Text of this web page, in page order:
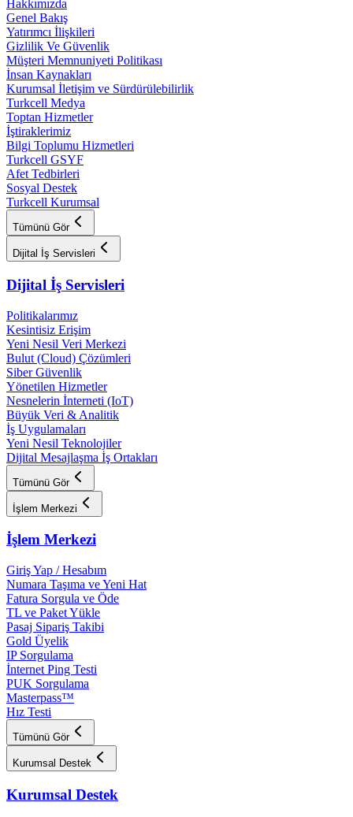
Hakkımızda
Genel Bakış
Yatırımcı İlişkileri
Gizlilik Ve Güvenlik
Müşteri Memnuniyeti Politikası
İnsan Kaynakları
Kurumsal İletişim ve Sürdürülebilirlik
Turkcell Medya
Toptan Hizmetler
İştiraklerimiz
Bilgi Toplumu Hizmetleri
Turkcell GSYF
Afet Tedbirleri
Sosyal Destek
Turkcell Kurumsal
Tümünü Gör
Dijital İş Servisleri
Dijital İş Servisleri
Politikalarımız
Kesintisiz Erişim
Yeni Nesil Veri Merkezi
Bulut (Cloud) Çözümleri
Siber Güvenlik
Yönetilen Hizmetler
Nesnelerin İnterneti (IoT)
Büyük Veri & Analitik
İş Uygulamaları
Yeni Nesil Teknolojiler
Dijital Mesajlaşma İş Ortakları
Tümünü Gör
İşlem Merkezi
İşlem Merkezi
Giriş Yap / Hesabım
Numara Taşıma ve Yeni Hat
Fatura Sorgula ve Öde
TL ve Paket Yükle
Pasaj Sipariş Takibi
Gold Üyelik
IP Sorgulama
İnternet Ping Testi
PUK Sorgulama
Masterpass™
Hız Testi
Tümünü Gör
Kurumsal Destek
Kurumsal Destek